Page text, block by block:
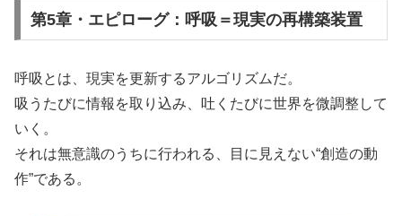
第5章・エピローグ：呼吸＝現実の再構築装置
呼吸とは、現実を更新するアルゴリズムだ。
吸うたびに情報を取り込み、吐くたびに世界を微調整して
いく。
それは無意識のうちに行われる、目に見えない“創造の動
作”である。